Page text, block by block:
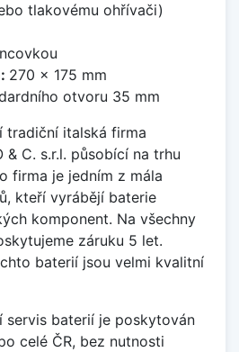
tlakovému ohřívači)
270 x 175 mm
otvoru 35 mm
tradiční italská firma
& C. s.r.l. působící na trhu
firma je jedním z mála
kteří vyrábějí baterie
komponent. Na všechny
záruku 5 let.
baterií jsou velmi kvalitní
servis baterií je poskytován
celé ČR, bez nutnosti